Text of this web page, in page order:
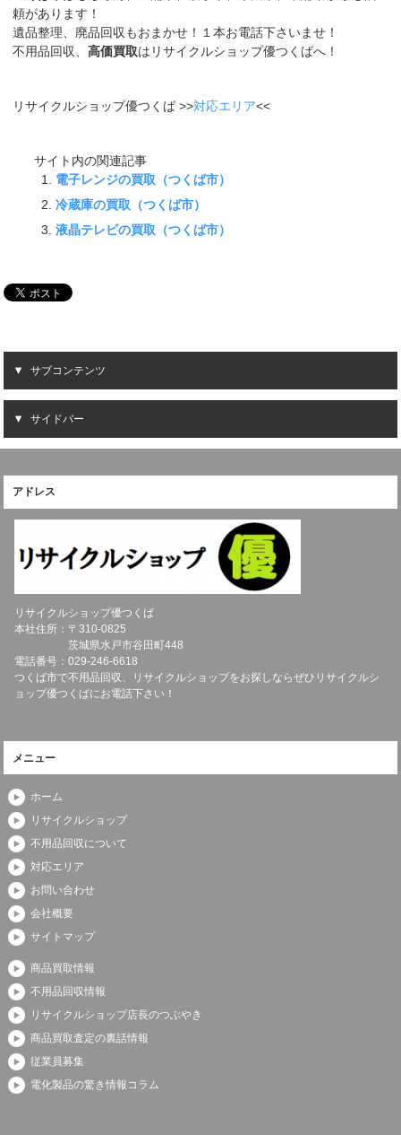
頼があります！
遺品整理、廃品回収もおまかせ！１本お電話下さいませ！
不用品回収、高価買取はリサイクルショップ優つくばへ！
リサイクルショップ優つくば >>対応エリア<<
サイト内の関連記事
電子レンジの買取（つくば市）
冷蔵庫の買取（つくば市）
液晶テレビの買取（つくば市）
サブコンテンツ
サイドバー
アドレス
リサイクルショップ優つくば
本社住所：〒310-0825
茨城県水戸市谷田町448
電話番号：029-246-6618
つくば市で不用品回収、リサイクルショップをお探しならぜひリサイクルシ
ョップ優つくばにお電話下さい！
メニュー
ホーム
リサイクルショップ
不用品回収について
対応エリア
お問い合わせ
会社概要
サイトマップ
商品買取情報
不用品回収情報
リサイクルショップ店長のつぶやき
商品買取査定の裏話情報
従業員募集
電化製品の驚き情報コラム